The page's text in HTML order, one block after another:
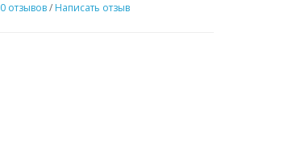
0 отзывов/ Написать отзыв